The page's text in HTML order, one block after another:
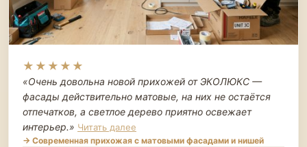
★★★★★
«Очень довольна новой прихожей от ЭКОЛЮКС —
фасады действительно матовые, на них не остаётся
отпечатков, а светлое дерево приятно освежает
интерьер.» Читать далее
→ Современная прихожая с матовыми фасадами и нишей